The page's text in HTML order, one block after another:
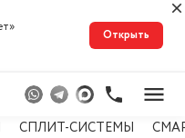
Открыть
СПЛИТ-СИСТЕМЫ